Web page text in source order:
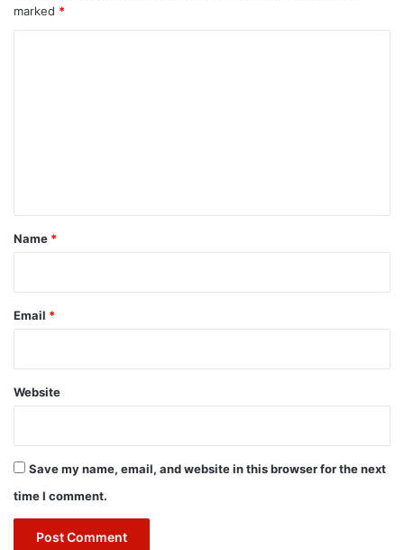
marked *
*
Name *
Email *
Website
Save my name, email, and website in this browser for the next
time I comment.